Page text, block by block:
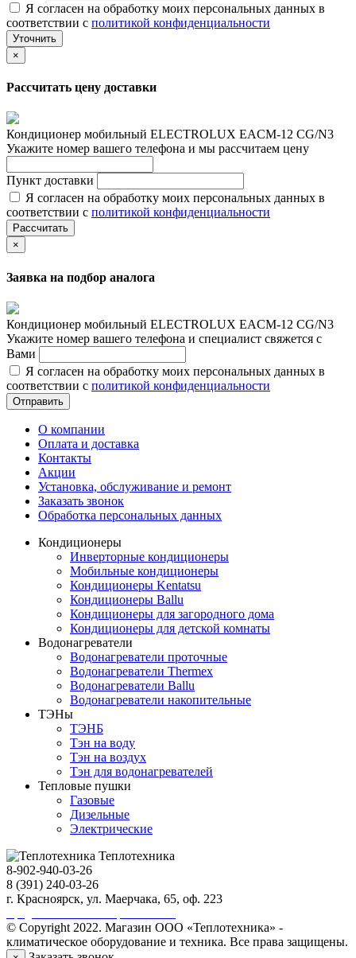
Я согласен на обработку моих персональных данных в
соответствии с политикой конфиденциальности
Уточнить
×
Рассчитать цену доставки
Кондиционер мобильный ELECTROLUX EACM-12 CG/N3
Укажите номер вашего телефона и мы рассчитаем цену
Пункт доставки
Я согласен на обработку моих персональных данных в
соответствии с политикой конфиденциальности
Рассчитать
×
Заявка на подбор аналога
Кондиционер мобильный ELECTROLUX EACM-12 CG/N3
Укажите номер вашего телефона и специалист свяжется с
Вами
Я согласен на обработку моих персональных данных в
соответствии с политикой конфиденциальности
Отправить
О компании
Оплата и доставка
Контакты
Акции
Установка, обслуживание и ремонт
Заказать звонок
Обработка персональных данных
Кондиционеры
Инверторные кондиционеры
Мобильные кондиционеры
Кондиционеры Kentatsu
Кондиционеры Ballu
Кондиционеры для загородного дома
Кондиционеры для детской комнаты
Водонагреватели
Водонагреватели проточные
Водонагреватели Thermex
Водонагреватели Ballu
Водонагреватели накопительные
ТЭНы
ТЭНБ
Тэн на воду
Тэн на воздух
Тэн для водонагревателей
Тепловые пушки
Газовые
Дизельные
Электрические
Теплотехника
8-902-940-03-26
8 (391) 240-03-26
г. Красноярск, ул. Маерчака, 65, оф. 223
© Copyright 2022. Магазин ООО «Теплотехника» -
климатическое оборудование и техника. Все права защищены.